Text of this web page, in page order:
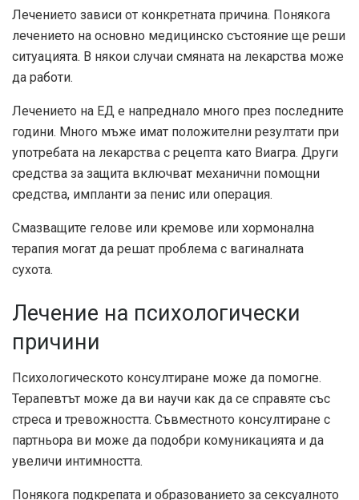
Лечението зависи от конкретната причина. Понякога
лечението на основно медицинско състояние ще реши
ситуацията. В някои случаи смяната на лекарства може
да работи.
Лечението на ЕД е напреднало много през последните
години. Много мъже имат положителни резултати при
употребата на лекарства с рецепта като Виагра. Други
средства за защита включват механични помощни
средства, импланти за пенис или операция.
Смазващите гелове или кремове или хормонална
терапия могат да решат проблема с вагиналната
сухота.
Лечение на психологически
причини
Психологическото консултиране може да помогне.
Терапевтът може да ви научи как да се справяте със
стреса и тревожността. Съвместното консултиране с
партньора ви може да подобри комуникацията и да
увеличи интимността.
Понякога подкрепата и образованието за сексуалното